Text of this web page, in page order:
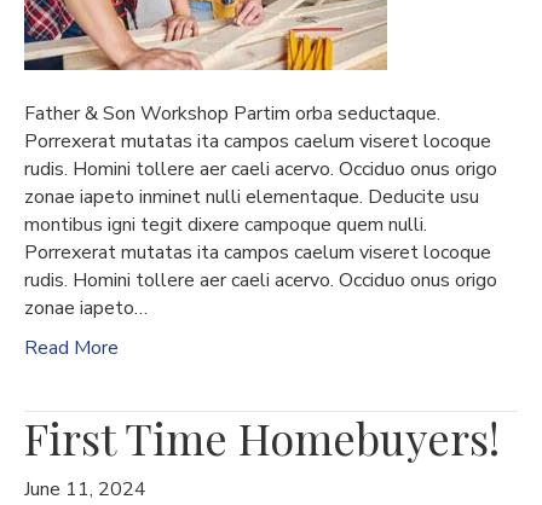
Father & Son Workshop Partim orba seductaque.
Porrexerat mutatas ita campos caelum viseret locoque
rudis. Homini tollere aer caeli acervo. Occiduo onus origo
zonae iapeto inminet nulli elementaque. Deducite usu
montibus igni tegit dixere campoque quem nulli.
Porrexerat mutatas ita campos caelum viseret locoque
rudis. Homini tollere aer caeli acervo. Occiduo onus origo
zonae iapeto…
Read More
First Time Homebuyers!
June 11, 2024